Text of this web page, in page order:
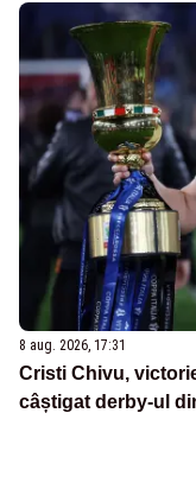
8 aug. 2026, 17:31
Cristi Chivu,
câștigat derby-ul